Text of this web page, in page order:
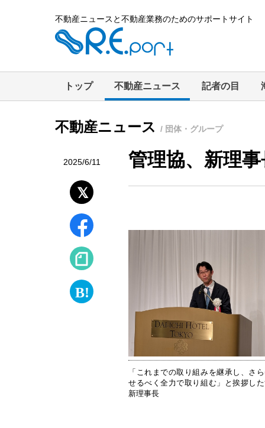
不動産ニュースと不動産業務のためのサポートサイト
トップ 不動産ニュース 記者の目
不動産ニュース / 団体・グループ
2025/6/11 管理協、新理
「これまでの取り組みを継承し、さ
せるべく全力で取り組む」と挨拶し
新理事長